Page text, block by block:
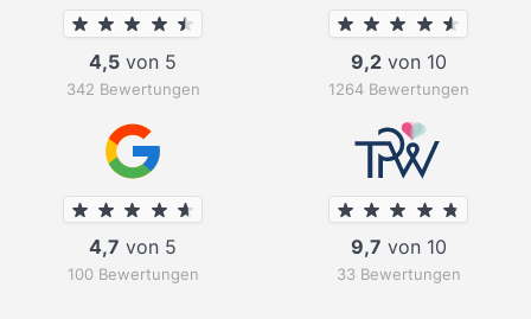
4,5 von 5
342 Bewertungen
9,2von 10
1264 Bewertungen
4,7 von 5
100 Bewertungen
9,7 von 10
33 Bewertungen